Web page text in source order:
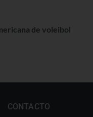
de voleibol
CONTACTO